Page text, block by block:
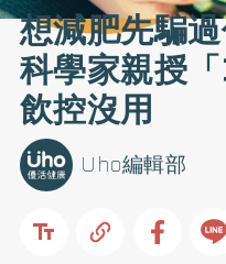
想減肥先騙
科學家親授
飲控沒用
Uho編輯部